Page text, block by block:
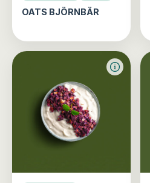
OATS BJÖRNBÄR